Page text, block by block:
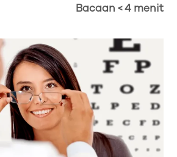
Bacaan < 4 menit